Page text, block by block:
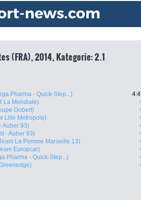
(FRA), 2014, Kategorie: 2.1
Pharma - Quick-Step...)
La Mondiale)
Gobert)
Lille Metropole)
Auber 93)
- Auber 93)
La Pomme Marseille 13)
Europcar)
Pharma - Quick-Step...)